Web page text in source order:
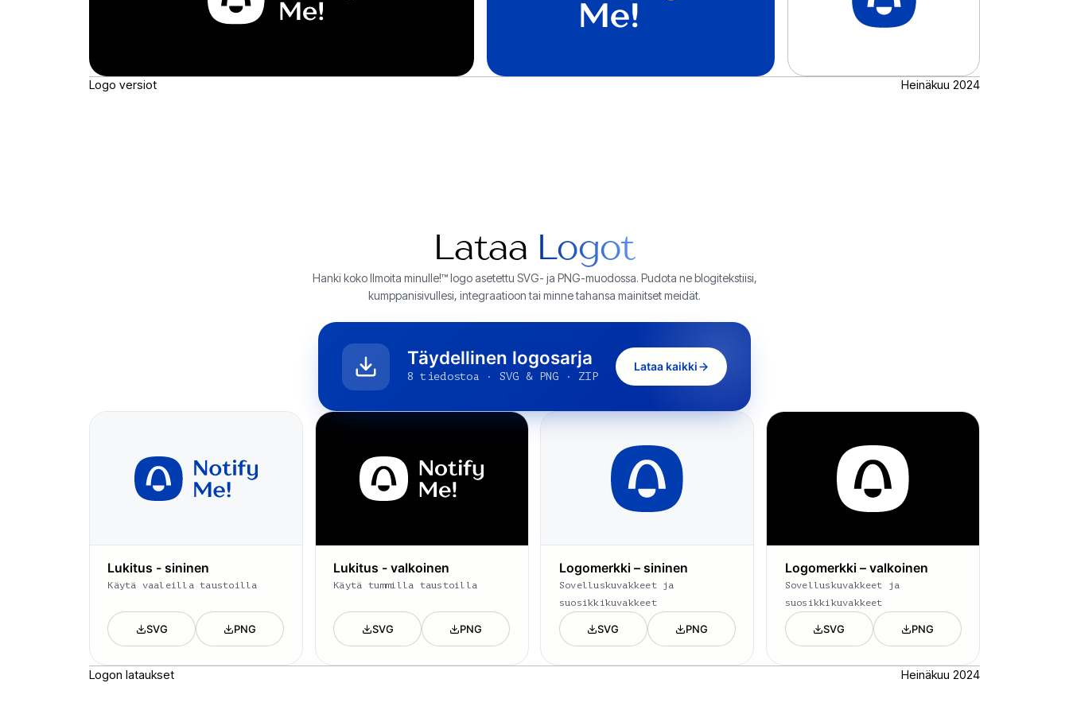
Logo versiot Heinäkuu 2024
Lataa Logot
Hanki koko Ilmoita minulle!™logo asetettu SVG- ja PNG-muodossa. Pudota ne blogitekstiisi,
kumppanisivullesi, integraatioon tai minne tahansa mainitset meidät.
Täydellinen logosarja
8 tiedostoa · SVG & PNG · ZIP
Lataa kaikki
Lukitus - sininen
Käytä vaaleilla taustoilla
SVG PNG
Lukitus - valkoinen
Käytä tummilla taustoilla
SVG PNG
Logomerkki – sininen
Sovelluskuvakkeet ja
suosikkikuvakkeet
SVG PNG
Logomerkki – valkoinen
Sovelluskuvakkeet ja
suosikkikuvakkeet
SVG PNG
Logon lataukset Heinäkuu 2024